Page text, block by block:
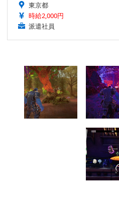
東京都
時給2,000円
派遣社員